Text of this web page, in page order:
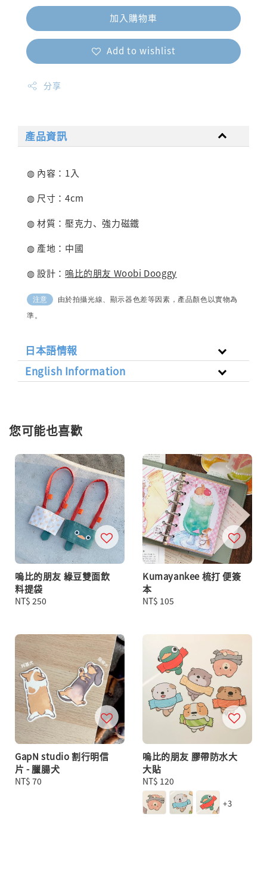
加入購物車
Add to wishlist
分享
產品資訊
◍ 內容：1入
◍ 尺寸：4cm
◍ 材質：壓克力、強力磁鐵
◍ 產地：中國
◍ 設計： 嗚比的朋友 Woobi Dooggy
注意
由於拍攝光線、顯示器色差等因素，產品顏色以實物為
準。
日本語情報
English Information
您可能也喜歡
嗚比的朋友 綠豆雙面飲
料提袋
Regular
NT$ 250
Kumayankee 梳打 便簽
本
Regular
NT$ 105
GapN studio 割行明信
片 - 臘腸犬
Regular
NT$ 70
嗚比的朋友 膠帶防水大
大貼
Regular
price
NT$ 120
+3